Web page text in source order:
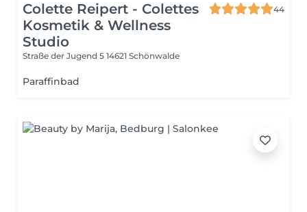
Colette Reipert - Colettes
Kosmetik & Wellness
Studio
44
Straße der Jugend 5 14621 Schönwalde
Paraffinbad